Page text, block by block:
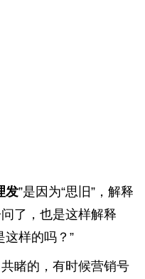
发”是因为“思旧”，解释
了，也是这样解释
这样的吗？”
睹的，有时候营销号